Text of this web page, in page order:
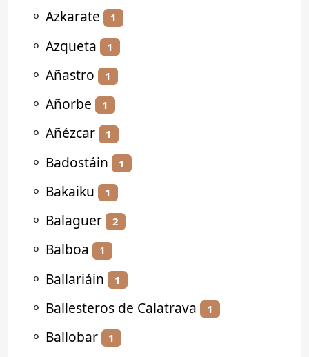
⚬ Azkarate 1
⚬ Azqueta 1
⚬ Añastro 1
⚬ Añorbe 1
⚬ Añézcar 1
⚬ Badostáin 1
⚬ Bakaiku 1
⚬ Balaguer 2
⚬ Balboa 1
⚬ Ballariáin 1
⚬ Ballesteros de Calatrava 1
⚬ Ballobar 1